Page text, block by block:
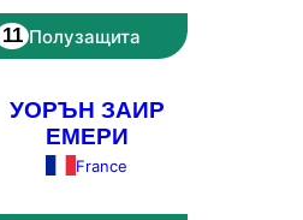
11 Полузащита
УОРЪН ЗАИР
ЕМЕРИ
France